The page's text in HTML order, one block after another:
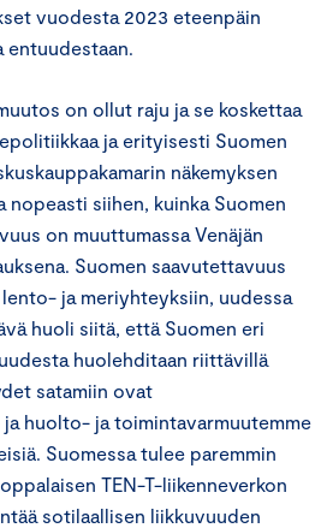
vuodesta 2023 eteenpäin
on ollut raju ja se koskettaa
ja erityisesti Suomen
näkemyksen
nopeasti siihen, kuinka Suomen
on muuttumassa Venäjän
Suomen saavutettavuus
ja meriyhteyksiin, uudessa
huoli siitä, että Suomen eri
huolehditaan riittävillä
satamiin ovat
huolto- ja toimintavarmuutemme
Suomessa tulee paremmin
TEN-T-liikenneverkon
sotilaallisen liikkuvuuden